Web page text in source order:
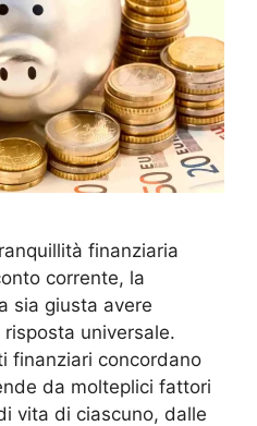
finanziaria
corrente, la
sia giusta avere
universale.
finanziari concordano
da molteplici fattori
vita di ciascuno, dalle